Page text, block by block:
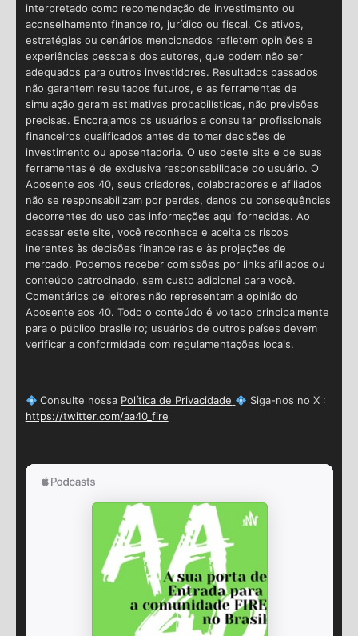
interpretado como recomendação de investimento ou
aconselhamento financeiro, jurídico ou fiscal. Os ativos,
estratégias ou cenários mencionados refletem opiniões e
experiências pessoais dos autores, que podem não ser
adequados para outros investidores. Resultados passados
não garantem resultados futuros, e as ferramentas de
simulação geram estimativas probabilísticas, não previsões
precisas. Encorajamos os usuários a consultar profissionais
financeiros qualificados antes de tomar decisões de
investimento ou aposentadoria. O uso deste site e de suas
ferramentas é de exclusiva responsabilidade do usuário. O
Aposente aos 40, seus criadores, colaboradores e afiliados
não se responsabilizam por perdas, danos ou consequências
decorrentes do uso das informações aqui fornecidas. Ao
acessar este site, você reconhece e aceita os riscos
inerentes às decisões financeiras e às projeções de
mercado. Podemos receber comissões por links afiliados ou
conteúdo patrocinado, sem custo adicional para você.
Comentários de leitores não representam a opinião do
Aposente aos 40. Todo o conteúdo é voltado principalmente
para o público brasileiro; usuários de outros países devem
verificar a conformidade com regulamentações locais.
Consulte nossa Política de Privacidade
Siga-nos no X :
https://twitter.com/aa40_fire